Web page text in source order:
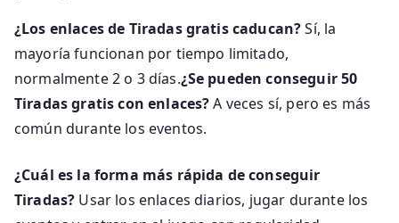
¿Los enlaces de Tiradas gratis caducan?Sí, la
mayoría funcionan por tiempo limitado,
normalmente 2 o 3 días.¿Se pueden conseguir 50
Tiradas gratis con enlaces?A veces sí, pero es más
común durante los eventos.
¿Cuál es la forma más rápida de conseguir
Tiradas? Usar los enlaces diarios, jugar durante los